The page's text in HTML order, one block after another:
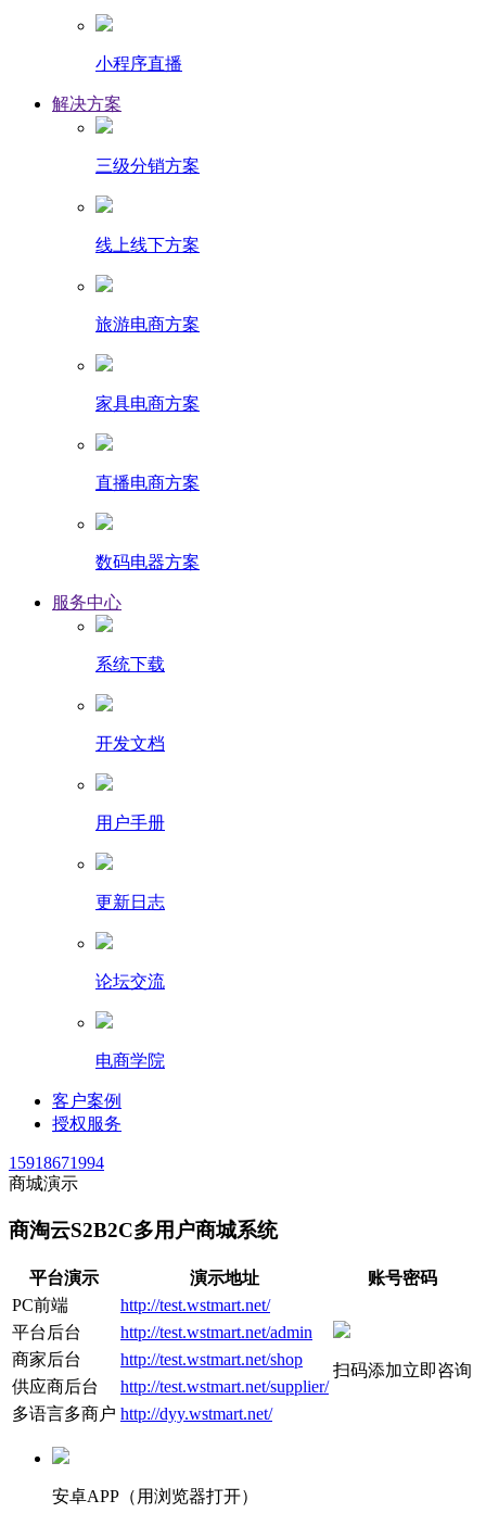
小程序直播
解决方案
三级分销方案
线上线下方案
旅游电商方案
家具电商方案
直播电商方案
数码电器方案
服务中心
系统下载
开发文档
用户手册
更新日志
论坛交流
电商学院
客户案例
授权服务
15918671994
商城演示
商淘云S2B2C多用户商城系统
平台演示 演示地址
账号密码
PC前端
http://test.wstmart.net/
扫码添加立即咨询
平台后台
http://test.wstmart.net/admin
商家后台
http://test.wstmart.net/shop
供应商后台
http://test.wstmart.net/supplier/
多语言多商户 http://dyy.wstmart.net/
安卓APP（用浏览器打开）